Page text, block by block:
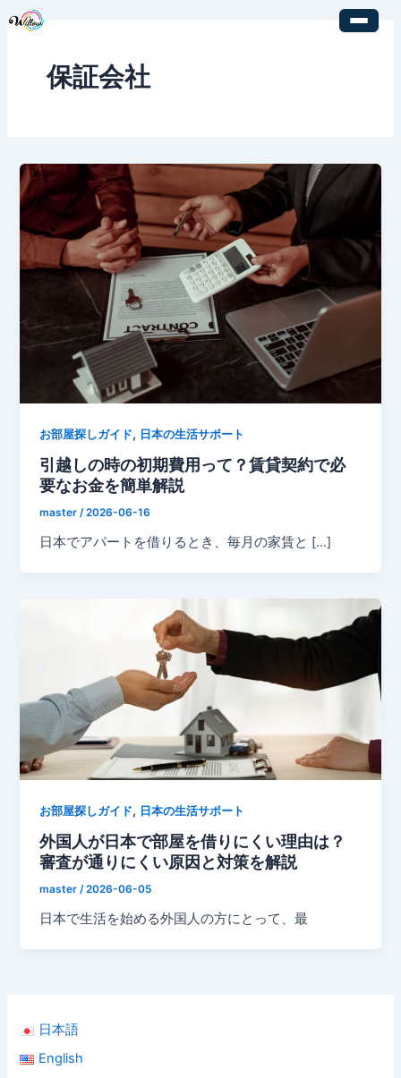
日本語
English
保証会社
お部屋探しガイド, 日本の生活サポート
引越しの時の初期費用って？賃貸契約で必
要なお金を簡単解説
master/2026-06-16
日本でアパートを借りるとき、毎月の家賃と […]
お部屋探しガイド, 日本の生活サポート
外国人が日本で部屋を借りにくい理由は？
審査が通りにくい原因と対策を解説
master/2026-06-05
日本で生活を始める外国人の方にとって、最